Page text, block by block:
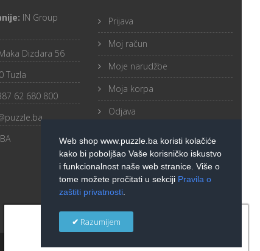
IN Group
Dizdara 56
Tuzla
62 680 800
Prijava
Moj račun
Moje narudžbe
Moja korpa
Odjava
Web shop www.puzzle.ba koristi kolačiće
kako bi poboljšao Vaše korisničko iskustvo
i funkcionalnost naše web stranice. Više o
tome možete pročitati u sekciji Pravila o
zaštiti privatnosti.
Razumijem